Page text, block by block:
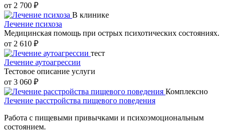
от 2 700 ₽
В клинике
Лечение психоза
Медицинская помощь при острых психотических состояниях.
от 2 610 ₽
тест
Лечение аутоагрессии
Тестовое описание услуги
от 3 060 ₽
Комплексно
Лечение расстройства пищевого поведения
Работа с пищевыми привычками и психоэмоциональным
состоянием.